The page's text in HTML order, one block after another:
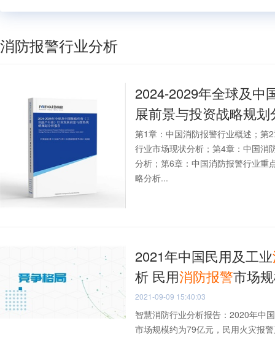
消防报警行业分析
2024-2029年全球及中
展前景与投资战略规
第1章：中国消防报警行业概述；第
行业市场现状分析；第4章：中国消
分析；第6章：中国消防报警行业重
略分析...
2021年中国民用及工业
析 民用消防报警市场
2021-09-09 15:40:03
智慧消防行业分析报告：2020年中
市场规模约为79亿元，民用火灾报